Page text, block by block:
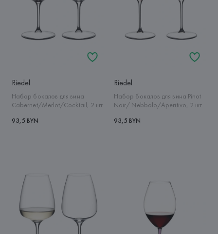
Riedel
Набор бокалов для вина
Cabernet/Merlot/Cocktail, 2 шт
93,5 BYN
Riedel
Набор бокалов для вина Pinot
Noir/ Nebbolo/Aperitivo, 2 шт
93,5 BYN